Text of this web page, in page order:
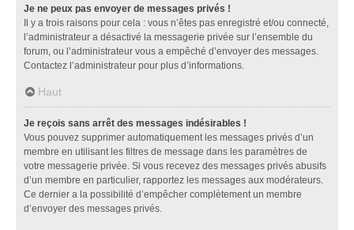
Je ne peux pas envoyer de messages privés !
Il y a trois raisons pour cela : vous n’êtes pas enregistré et/ou connecté,
l’administrateur a désactivé la messagerie privée sur l’ensemble du
forum, ou l’administrateur vous a empêché d’envoyer des messages.
Contactez l’administrateur pour plus d’informations.
Haut
Je reçois sans arrêt des messages indésirables !
Vous pouvez supprimer automatiquement les messages privés d’un
membre en utilisant les filtres de message dans les paramètres de
votre messagerie privée. Si vous recevez des messages privés abusifs
d’un membre en particulier, rapportez les messages aux modérateurs.
Ce dernier a la possibilité d’empêcher complètement un membre
d’envoyer des messages privés.